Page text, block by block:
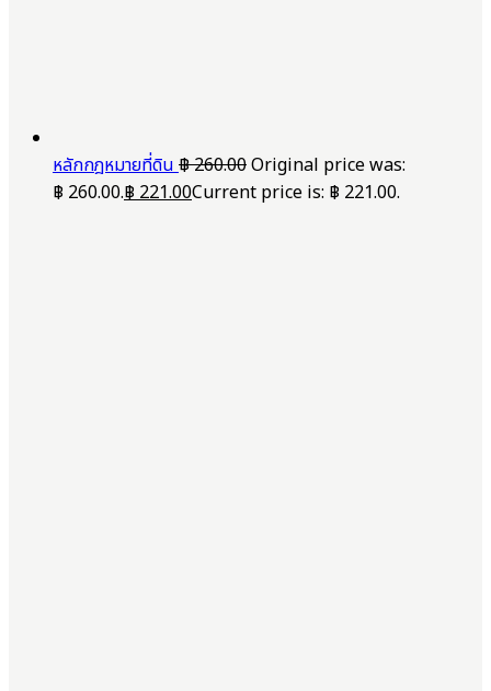
หลักกฎหมายที่ดิน฿260.00Original price was:
฿ 260.00.฿221.00Current price is: ฿ 221.00.